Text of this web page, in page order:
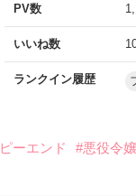
PV数
いいね数
ランクイン履歴
ーエンド #悪役令嬢